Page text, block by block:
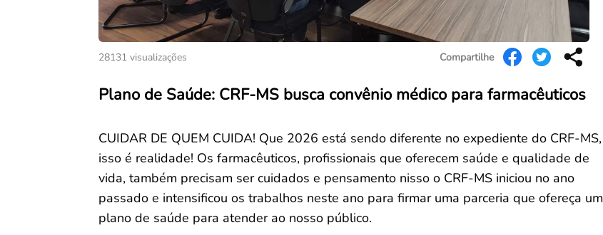
28131 visualizações Compartilhe
Plano de Saúde: CRF-MS busca convênio médico para farmacêuticos
CUIDAR DE QUEM CUIDA! Que 2026 está sendo diferente no expediente do CRF-MS,
isso é realidade! Os farmacêuticos, profissionais que oferecem saúde e qualidade de
vida, também precisam ser cuidados e pensamento nisso o CRF-MS iniciou no ano
passado e intensificou os trabalhos neste ano para firmar uma parceria que ofereça um
plano de saúde para atender ao nosso público.